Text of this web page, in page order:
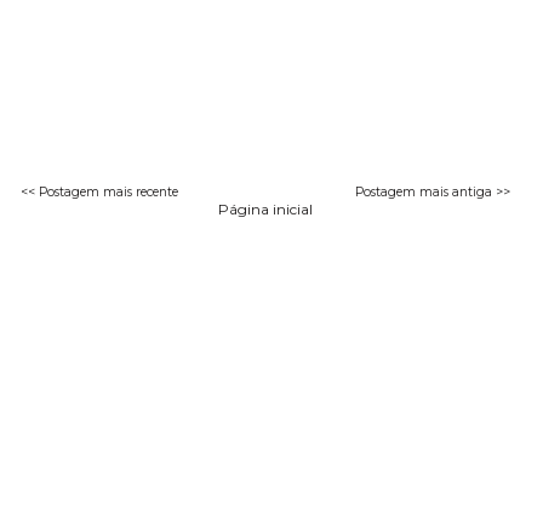
<< Postagem mais recente Postagem mais antiga >>
Página inicial